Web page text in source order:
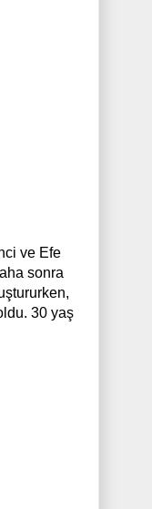
ve Efe
sonra
30 yaş